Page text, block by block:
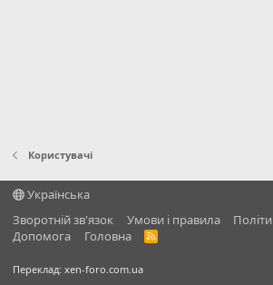
Користувачі
Українська
Зворотній зв'язок
Умови і правила
Дoпoмoга
Головна
R
Переклад: xen-foro.com.ua